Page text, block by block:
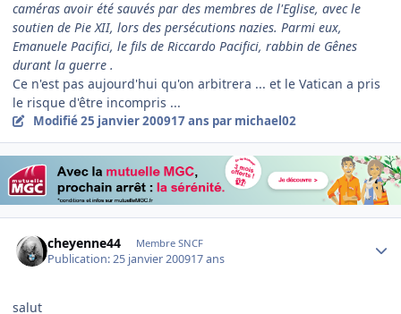
caméras avoir été sauvés par des membres de l'Eglise, avec le
soutien de Pie XII, lors des persécutions nazies. Parmi eux,
Emanuele Pacifici, le fils de Riccardo Pacifici, rabbin de Gênes
durant la guerre .
Ce n'est pas aujourd'hui qu'on arbitrera ... et le Vatican a pris
le risque d'être incompris ...
Modifié25 janvier 200917 ans par michael02
cheyenne44 Membre SNCF
Publication:25 janvier 200917 ans
salut